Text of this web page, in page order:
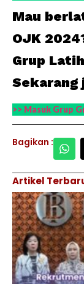
Mau
OJK
Grup
Sekarang
>> Masuk Grup
Bagikan :
Artikel